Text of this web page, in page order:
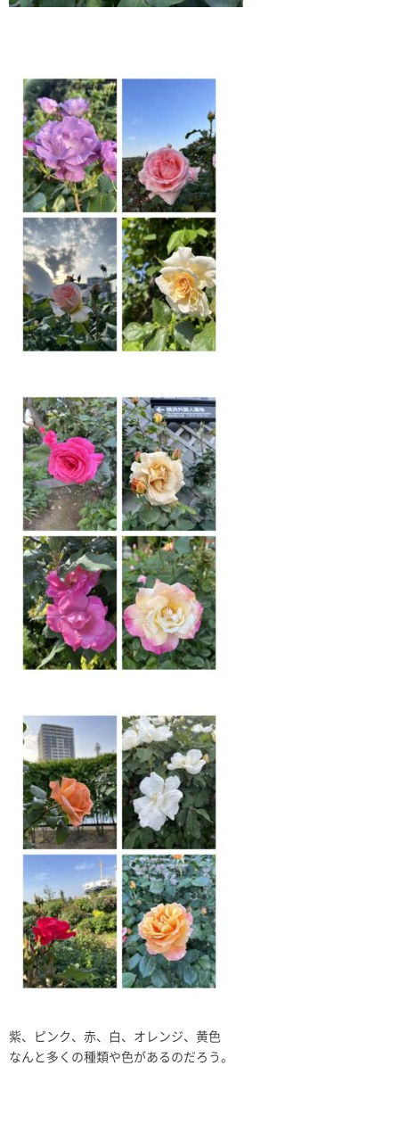
紫、ピンク、赤、白、オレンジ、黄色
なんと多くの種類や色があるのだろう。